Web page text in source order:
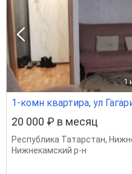
1
1-комн квартира, ул
20 000 ₽ в месяц
Республика Татарстан,
Нижнекамский р-н